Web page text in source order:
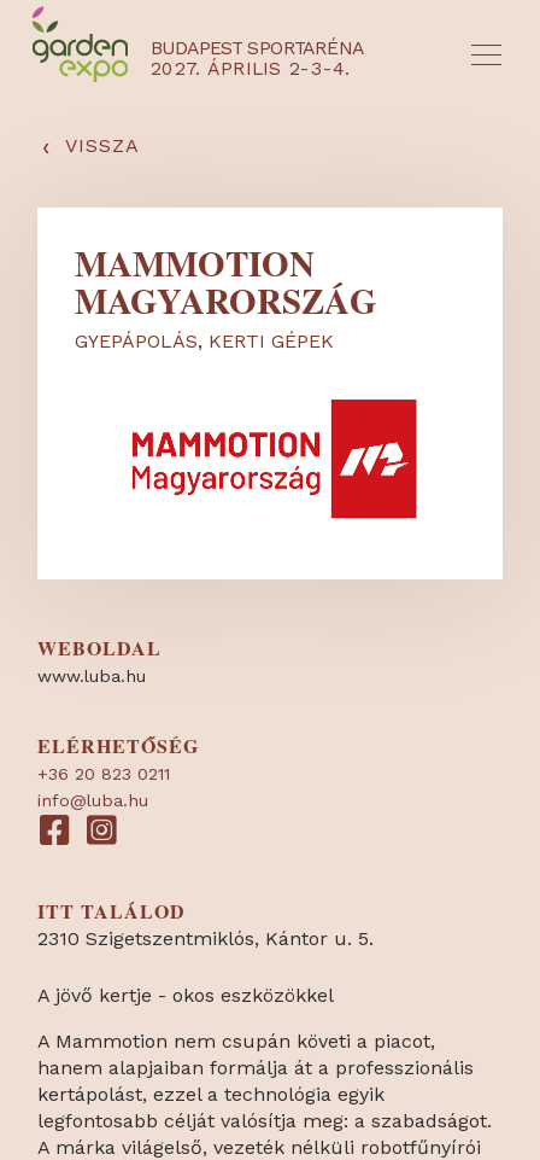
BUDAPEST SPORTARÉNA
2027. ÁPRILIS 2-3-4.
NYEREMÉNYJÁTÉK / REGISZTRÁCIÓ
‹ VISSZA
MAMMOTION
MAGYARORSZÁG
GYEPÁPOLÁS, KERTI GÉPEK
WEBOLDAL
www.luba.hu
ELÉRHETŐSÉG
+36 20 823 0211
info@luba.hu
ITT TALÁLOD
2310 Szigetszentmiklós, Kántor u. 5.
A jövő kertje - okos eszközökkel
A Mammotion nem csupán követi a piacot,
hanem alapjaiban formálja át a professzionális
kertápolást, ezzel a technológia egyik
legfontosabb célját valósítja meg: a szabadságot.
A márka világelső, vezeték nélküli robotfűnyírói